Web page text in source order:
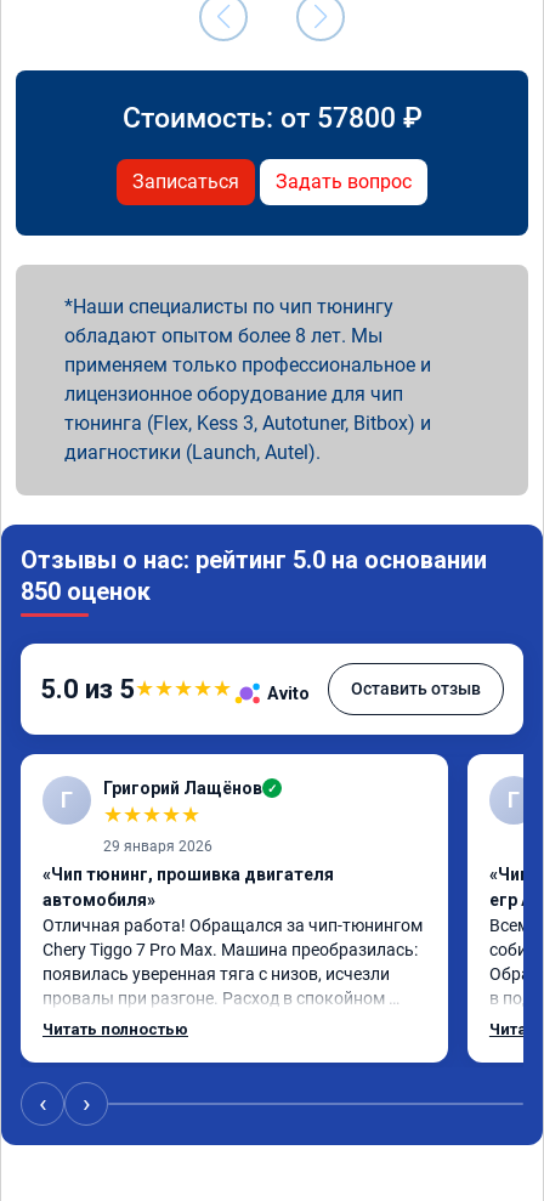
Стоимость: от 57800 ₽
Записаться Задать вопрос
Наши специалисты по чип тюнингу
обладают опытом более 8 лет. Мы
применяем только профессиональное и
лицензионное оборудование для чип
тюнинга (Flex, Kess 3, Autotuner, Bitbox) и
диагностики (Launch, Autel).
Отзывы о нас: рейтинг 5.0 на основании
850 оценок
5.0 из 5★★★★★ Avito Оставить отзыв
Г Григорий Лащёнов ✓
★★★★★
29 января 2026
«Чип тюнинг, прошивка двигателя
автомобиля»
Отличная работа! Обращался за чип-тюнингом
Chery Tiggo 7 Pro Max. Машина преобразилась:
появилась уверенная тяга с низов, исчезли
провалы при разгоне. Расход в спокойном
режиме даже немного снизился. Все сделали
Читать полностью
Г
«Чип
егр
Всем
в
‹ ›